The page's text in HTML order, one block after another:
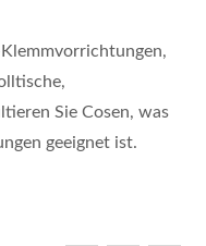
Sie Cosen, was
geeignet ist.